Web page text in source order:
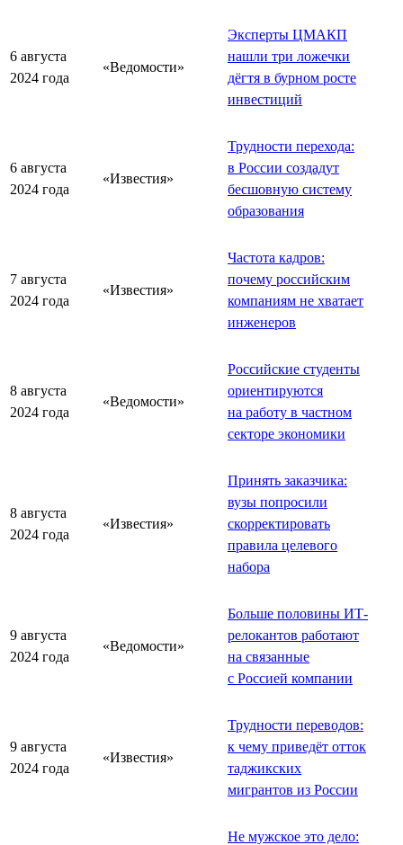
6 августа
2024 года
«Ведомости»
Эксперты ЦМАКП
нашли три ложечки
дёгтя в бурном росте
инвестиций
6 августа
2024 года
«Известия»
Трудности перехода:
в России создадут
бесшовную систему
образования
7 августа
2024 года
«Известия»
Частота кадров:
почему российским
компаниям не хватает
инженеров
8 августа
2024 года
«Ведомости»
Российские студенты
ориентируются
на работу в частном
секторе экономики
8 августа
2024 года
«Известия»
Принять заказчика:
вузы попросили
скорректировать
правила целевого
набора
9 августа
2024 года
«Ведомости»
Больше половины ИТ-
релокантов работают
на связанные
с Россией компании
9 августа
2024 года
«Известия»
Трудности переводов:
к чему приведёт отток
таджикских
мигрантов из России
Не мужское это дело: